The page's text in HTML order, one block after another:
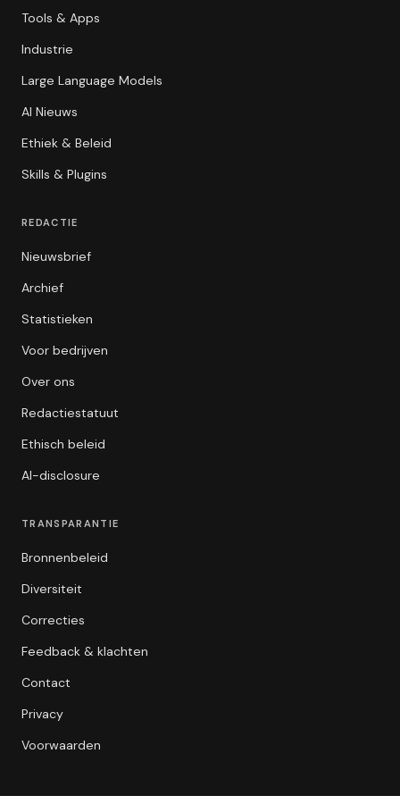
Tools & Apps
Industrie
Large Language Models
AI Nieuws
Ethiek & Beleid
Skills & Plugins
REDACTIE
Nieuwsbrief
Archief
Statistieken
Voor bedrijven
Over ons
Redactiestatuut
Ethisch beleid
AI-disclosure
TRANSPARANTIE
Bronnenbeleid
Diversiteit
Correcties
Feedback & klachten
Contact
Privacy
Voorwaarden